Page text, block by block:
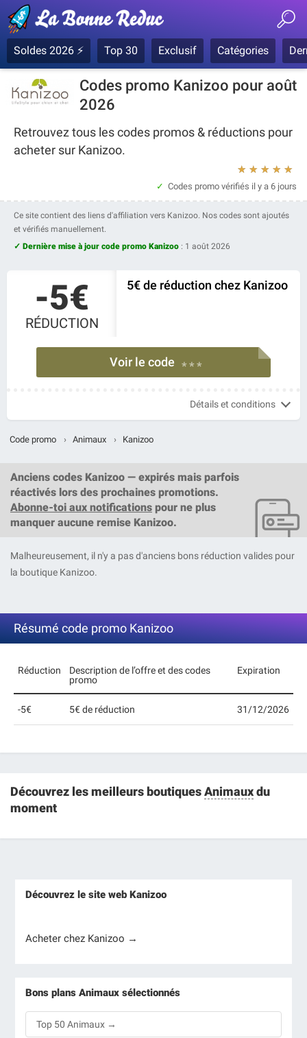
Soldes 2026 ⚡ Top 30 Exclusif Catégories
Codes promo Kanizoo pour août
2026
Retrouvez tous les codes promos & réductions pour
acheter sur Kanizoo.
★
★
★
★
★
Codes promo vérifiés il y a 6 jours
Ce site contient des liens d'affiliation vers Kanizoo. Nos codes sont ajoutés
et vérifiés manuellement.
✓ Dernière mise à jour code promo Kanizoo : 1 août 2026
-5€
RÉDUCTION
5€ de réduction chez Kanizoo
Voir le code * * *
Détails et conditions
Code promo › Animaux › Kanizoo
Anciens codes Kanizoo — expirés mais parfois
réactivés lors des prochaines promotions.
Abonne-toi aux notifications pour ne plus
manquer aucune remise Kanizoo.
Malheureusement, il n'y a pas d'anciens bons réduction valides pour
la boutique Kanizoo.
Résumé code promo Kanizoo
Réduction
Description de l’offre et des codes
promo
Expiration
-5€ 5€ de réduction 31/12/2026
Découvrez les meilleurs boutiquesAnimauxdu
moment
Découvrez le site web Kanizoo
Acheter chez Kanizoo →
Bons plans Animaux sélectionnés
Top 50 Animaux →